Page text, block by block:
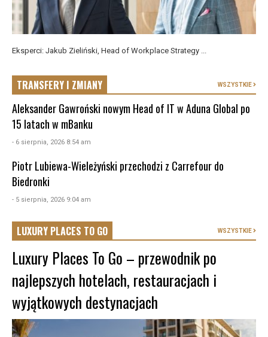
Eksperci: Jakub Zieliński, Head of Workplace Strategy ...
TRANSFERY I ZMIANY WSZYSTKIE
Aleksander Gawroński nowym Head of IT w Aduna Global po
15 latach w mBanku
- 6 sierpnia, 2026 8:54 am
Piotr Lubiewa-Wieleżyński przechodzi z Carrefour do
Biedronki
- 5 sierpnia, 2026 9:04 am
LUXURY PLACES TO GO WSZYSTKIE
Luxury Places To Go – przewodnik po
najlepszych hotelach, restauracjach i
wyjątkowych destynacjach